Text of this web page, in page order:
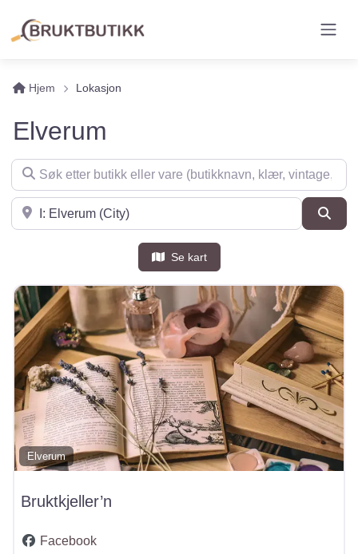
Hjem Lokasjon
Elverum
Søk etter butikk eller vare (butikknavn, klær, vintage, møbler
Søk i nærheten
Se kart
Elverum
Bruktkjeller’n
Facebook